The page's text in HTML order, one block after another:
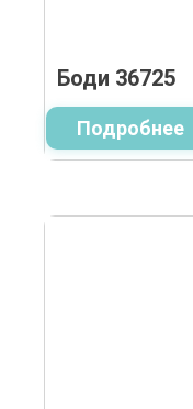
Боди 36725
Подробнее